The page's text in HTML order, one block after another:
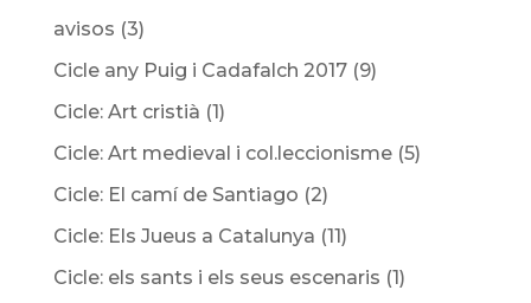
avisos (3)
Cicle any Puig i Cadafalch 2017(9)
Cicle: Art cristià (1)
Cicle: Art medieval i col.leccionisme(5)
Cicle: El camí de Santiago (2)
Cicle: Els Jueus a Catalunya (11)
Cicle: els sants i els seus escenaris (1)